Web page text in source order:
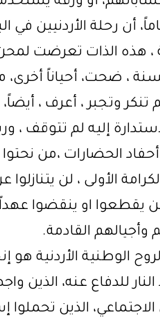
أن رحلة الأردنيين
هذه الذات تعرضت لمحن
، ضحت، أحياناً
وتجبر ، أعرف ،
إليه لم تتوقف ،
أحفاد الحضارات ،من
الأولى ، لن
يقطعوا او ينقضوا
القادمة.
الوطنية الأردنية هو
للدفاع عنه، الذين
الاجتماعي، الذين